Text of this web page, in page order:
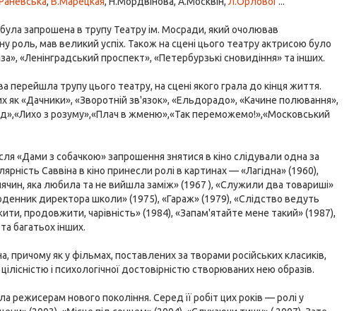
була запрошена в трупу Театру ім. Мосради, який очолював
роль, мав великий успіх. Також на сцені цього театру актрисою було
«Ленінградський проспект», «Петербурзькі сновидіння» та інших.
трупу цього театру, на сцені якого грала до кінця життя.
як «Дачники», «Зворотній зв'язок», «Ельдорадо», «Качине полювання»,
з розуму»,«Плач в жменю»,«Так переможемо!»,«Московський
«Дами з собачкою» запрошення знятися в кіно слідували одна за
Саввіна в кіно принесли ролі в картинах — «Лагідна» (1960),
яка любила та не вийшла заміж» (1967 ), «Служили два товариші»
директора школи» (1975), «Гараж» (1979), «Слідство ведуть
продовжити, чарівність» (1984), «Запам'ятайте мене такий» (1987),
багатьох інших.
причому як у фільмах, поставлених за творами російських класиків,
і психологічної достовірністю створюваних нею образів.
режисерам нового покоління. Серед її робіт цих років — ролі у